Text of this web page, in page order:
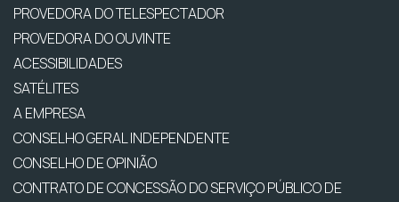
PROVEDORA DO TELESPECTADOR
PROVEDORA DO OUVINTE
ACESSIBILIDADES
SATÉLITES
A EMPRESA
CONSELHO GERAL INDEPENDENTE
CONSELHO DE OPINIÃO
CONTRATO DE CONCESSÃO DO SERVIÇO PÚBLICO DE